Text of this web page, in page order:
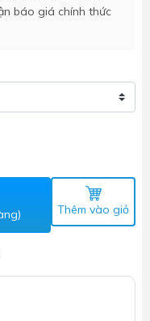
báo giá chính thức
Thêm vào giỏ